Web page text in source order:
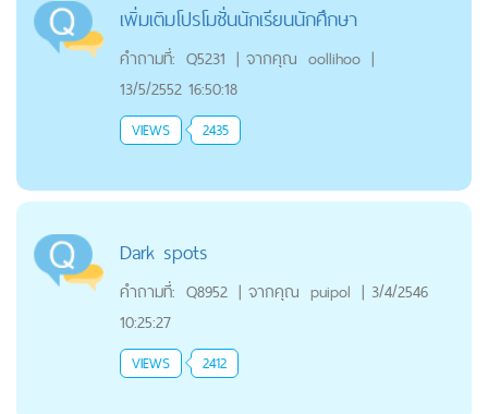
เพิ่มเติมโปรโมชั่นนักเรียนนักศึกษา
คำถามที่: Q5231 | จากคุณ oollihoo |
13/5/2552 16:50:18
VIEWS 2435
Dark spots
คำถามที่: Q8952 | จากคุณ puipol | 3/4/2546
10:25:27
VIEWS 2412